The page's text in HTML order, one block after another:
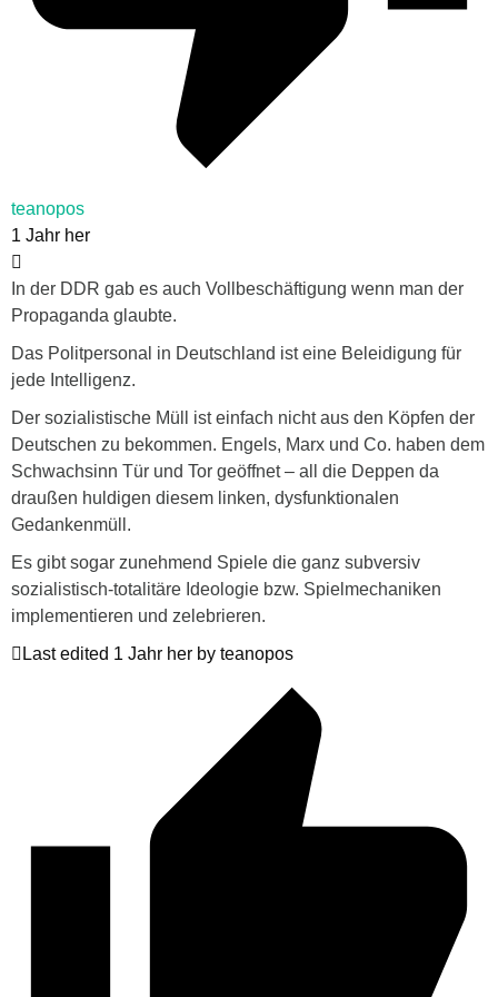
teanopos
1 Jahr her
In der DDR gab es auch Vollbeschäftigung wenn man der
Propaganda glaubte.
Das Politpersonal in Deutschland ist eine Beleidigung für
jede Intelligenz.
Der sozialistische Müll ist einfach nicht aus den Köpfen der
Deutschen zu bekommen. Engels, Marx und Co. haben dem
Schwachsinn Tür und Tor geöffnet – all die Deppen da
draußen huldigen diesem linken, dysfunktionalen
Gedankenmüll.
Es gibt sogar zunehmend Spiele die ganz subversiv
sozialistisch-totalitäre Ideologie bzw. Spielmechaniken
implementieren und zelebrieren.
Last edited 1 Jahr her by teanopos